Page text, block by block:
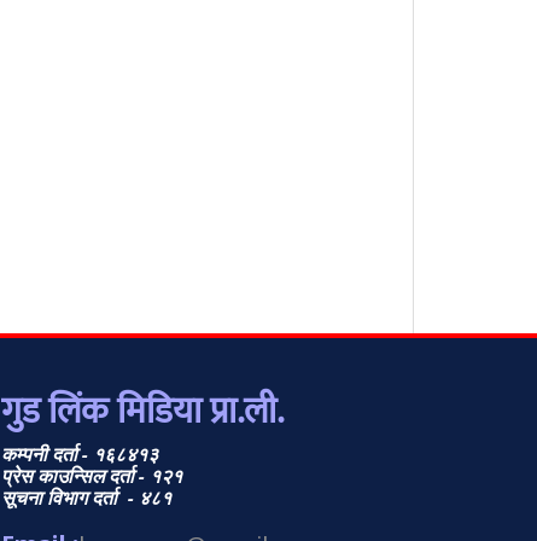
गुड लिंक मिडिया प्रा.ली.
कम्पनी दर्ता - १६८४१३
प्रेस काउन्सिल दर्ता - १२१
सूचना विभाग दर्ता - ४८१